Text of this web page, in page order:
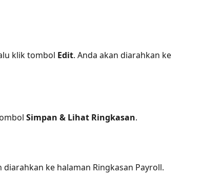
klik tombol Edit. Anda akan diarahkan ke
Simpan & Lihat Ringkasan.
ke halaman Ringkasan Payroll.